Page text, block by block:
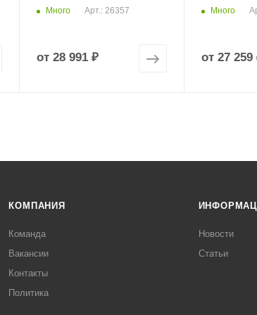
Много Арт.: 26357
от 28 991 ₽
Много
от 27 259
КОМПАНИЯ
Команда
Вакансии
Контакты
Политика
Новости
Статьи